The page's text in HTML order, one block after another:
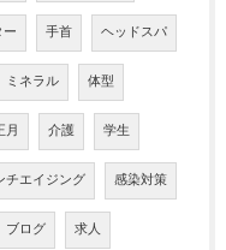
手首 ヘッドスパ
ミネラル 体型
月 介護 学生
チエイジング 感染対策
ブログ 求人